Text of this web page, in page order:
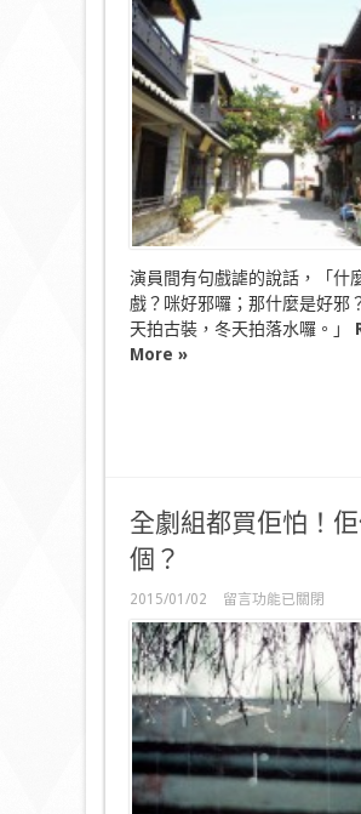
邪？〉
中
演員間有句戲謔的說話，「什
戲？咪好邪囉；那什麼是好邪
天拍古裝，冬天拍落水囉。」
More »
全劇組都買佢怕！
個？
2015/01/02
在
〈全
劇
組
都
買
佢
怕！
佢
係
邊
留言功能已關閉